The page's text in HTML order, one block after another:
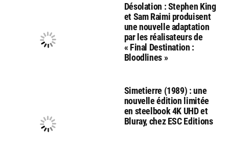
Désolation : Stephen King
et Sam Raimi produisent
une nouvelle adaptation
par les réalisateurs de
« Final Destination :
Bloodlines »
Simetierre (1989) : une
nouvelle édition limitée
en steelbook 4K UHD et
Bluray, chez ESC Editions